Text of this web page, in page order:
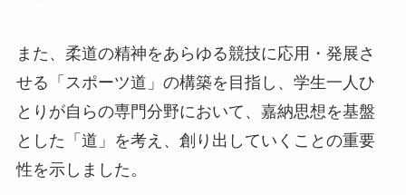
また、柔道の精神をあらゆる競技に応用・発展さ
せる「スポーツ道」の構築を目指し、学生一人ひ
とりが自らの専門分野において、嘉納思想を基盤
とした「道」を考え、創り出していくことの重要
性を示しました。